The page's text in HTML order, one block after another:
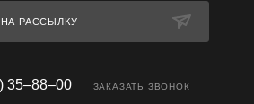
РАССЫЛКУ
35‒88‒00 ЗАКАЗАТЬ ЗВОНОК